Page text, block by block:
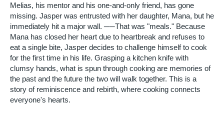
Melias, his mentor and his one-and-only friend, has gone
missing. Jasper was entrusted with her daughter, Mana, but he
immediately hit a major wall. ──That was "meals." Because
Mana has closed her heart due to heartbreak and refuses to
eat a single bite, Jasper decides to challenge himself to cook
for the first time in his life. Grasping a kitchen knife with
clumsy hands, what is spun through cooking are memories of
the past and the future the two will walk together. This is a
story of reminiscence and rebirth, where cooking connects
everyone's hearts.